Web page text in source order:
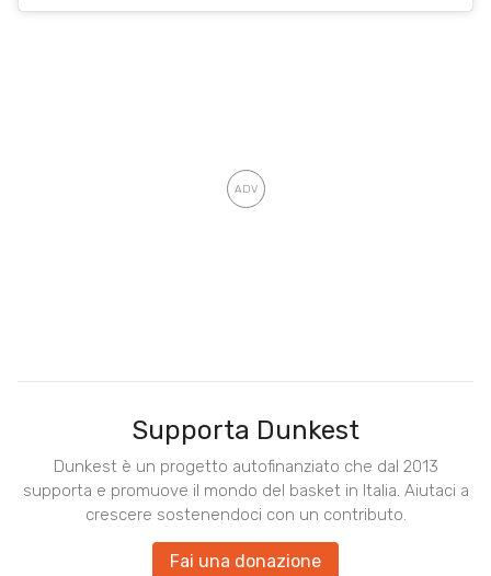
Supporta Dunkest
Dunkest è un progetto autofinanziato che dal 2013
supporta e promuove il mondo del basket in Italia. Aiutaci a
crescere sostenendoci con un contributo.
Fai una donazione